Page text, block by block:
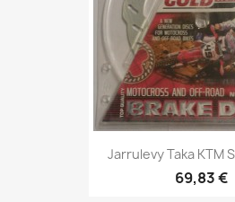
Jarrulevy Taka KTM
69,83 €